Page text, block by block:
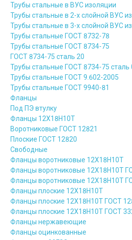
Трубы стальные в ВУС изоляции
Трубы стальные в 2-х слойной ВУС
Трубы стальные в 3-х слойной ВУС
Трубы стальные ГОСТ 8732-78
Трубы стальные ГОСТ 8734-75
ГОСТ 8734-75 сталь 20
Трубы стальные ГОСТ 8734-75 сталь
Трубы стальные ГОСТ 9.602-2005
Трубы стальные ГОСТ 9940-81
Фланцы
Под ПЭ втулку
Фланцы 12Х18Н10Т
Воротниковые ГОСТ 12821
Плоские ГОСТ 12820
Свободные
Фланцы воротниковые 12Х18Н10Т
Фланцы воротниковые 12Х18Н10Т
Фланцы воротниковые 12Х18Н10Т
Фланцы плоские 12Х18Н10Т
Фланцы плоские 12Х18Н10Т ГОСТ
Фланцы плоские 12Х18Н10Т ГОСТ
Фланцы нержавеющие
Фланцы оцинкованные